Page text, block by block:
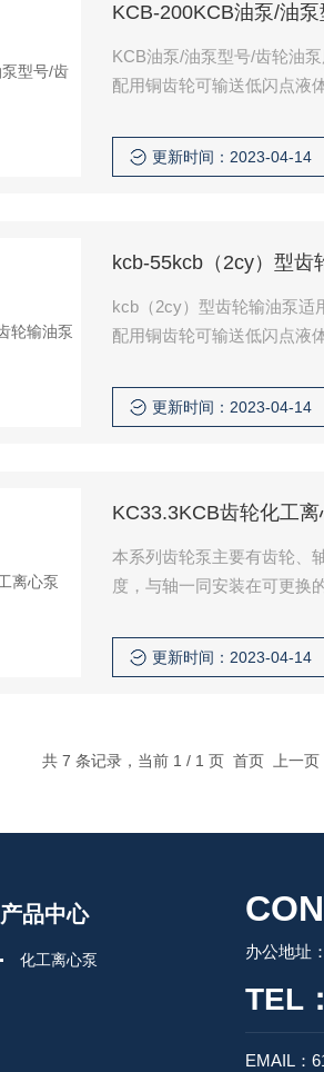
KCB-200KCB油泵/油
KCB油泵/油泵型号/齿轮油
配用铜齿轮可输送低闪点液
更新时间：2023-04-14
kcb-55kcb（2cy）型齿
kcb（2cy）型齿轮输油泵适
配用铜齿轮可输送低闪点液
更新时间：2023-04-14
KC33.3KCB齿轮化工离
本系列齿轮泵主要有齿轮、
度，与轴一同安装在可更换
小，泵效率高。
更新时间：2023-04-14
共 7 条记录，当前 1 / 1 页 首页 上一
产品中心
化工离心泵 办公地址
TEL
EMAIL：